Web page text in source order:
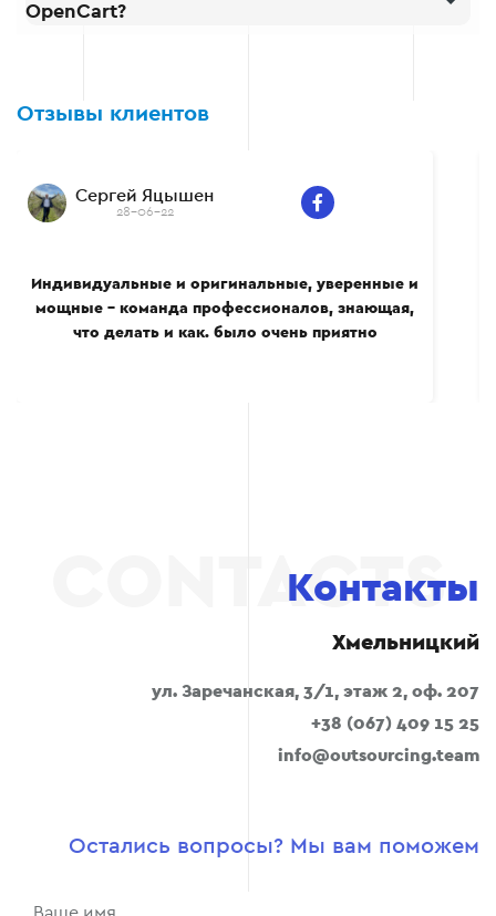
OpenCart?
Отзывы клиентов
Сергей Яцышен
28-06-22
Индивидуальные и оригинальные, уверенные и
мощные – команда профессионалов, знающая,
что делать и как. было очень приятно
Контакты
Хмельницкий
ул. Заречанская, 3/1, этаж 2, оф. 207
+38 (067) 409 15 25
info@outsourcing.team
Остались вопросы? Мы вам поможем